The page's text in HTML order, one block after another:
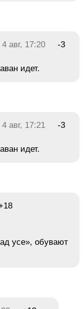
4 авг, 17:20 -3
идет.
4 авг, 17:21 -3
идет.
усе», обувают